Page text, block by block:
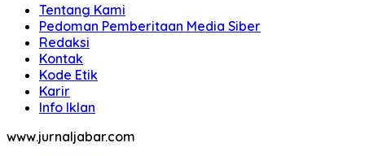
Tentang Kami
Pedoman Pemberitaan Media Siber
Redaksi
Kontak
Kode Etik
Karir
Info Iklan
www.jurnaljabar.com